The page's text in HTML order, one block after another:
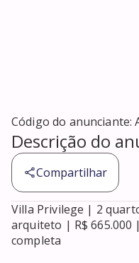
Código do anunciante:
Descrição do
Compartilhar
Villa Privilege | 2
arquiteto | R$
completa